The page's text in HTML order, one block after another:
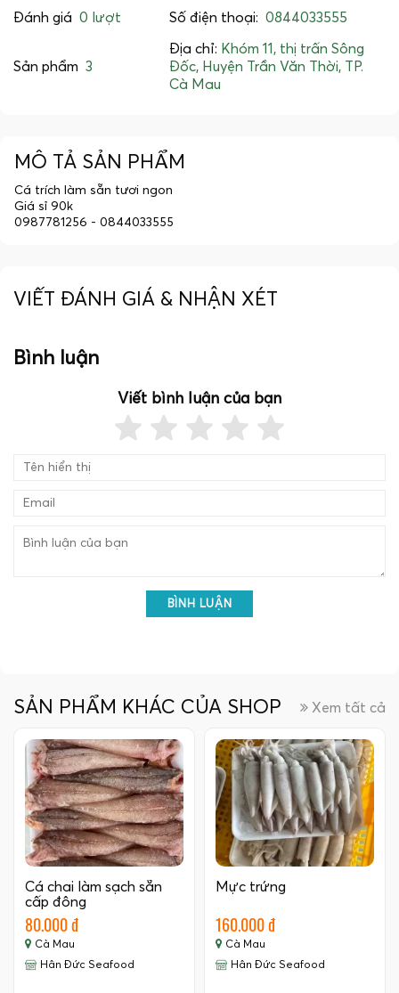
Đánh giá 0 lượt Số điện thoại: 0844033555
Sản phẩm 3
Địa chỉ: Khóm 11, thị trấn Sông
Đốc, Huyện Trần Văn Thời, TP.
Cà Mau
MÔ TẢ SẢN PHẨM
Cá trích làm sẵn tươi ngon
Giá sỉ 90k
0987781256 - 0844033555
VIẾT ĐÁNH GIÁ & NHẬN XÉT
Bình luận
Viết bình luận của bạn
BÌNH LUẬN
SẢN PHẨM KHÁC CỦA SHOP Xem tất cả
Cá chai làm sạch sẵn
cấp đông
80.000 đ
Cà Mau
Hân Đức Seafood
Mực trứng
160.000 đ
Cà Mau
Hân Đức Seafood